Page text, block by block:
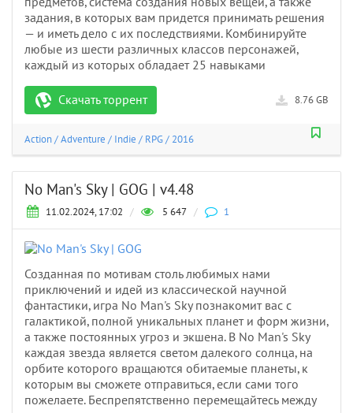
задания, в которых вам придется принимать решения
— и иметь дело с их последствиями. Комбинируйте
любые из шести различных классов персонажей,
каждый из которых обладает 25 навыками
Скачать торрент 8.76 GB
Action/Adventure / Indie / RPG/ 2016
No Man's Sky | GOG | v4.48
11.02.2024, 17:02 / 5 647 / 1
Созданная по мотивам столь любимых нами
приключений и идей из классической научной
фантастики, игра No Man's Sky познакомит вас с
галактикой, полной уникальных планет и форм жизни,
а также постоянных угроз и экшена. В No Man's Sky
каждая звезда является светом далекого солнца, на
орбите которого вращаются обитаемые планеты, к
которым вы сможете отправиться, если сами того
пожелаете. Беспрепятственно перемещайтесь между